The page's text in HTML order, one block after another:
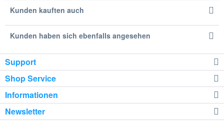
Kunden kauften auch
Kunden haben sich ebenfalls angesehen
Support
Shop Service
Informationen
Newsletter